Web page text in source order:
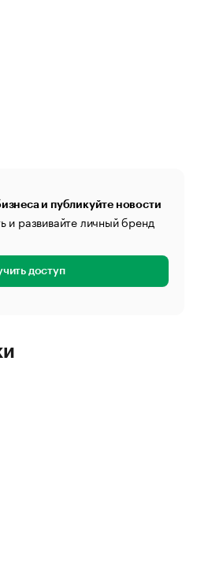
и публикуйте новости
и развивайте личный бренд
доступ